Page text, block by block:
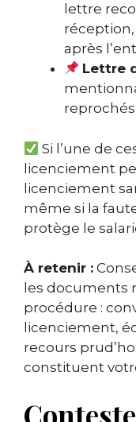
lettre
après
Lettre
reprochés
Si l’une de
licenciement
licenciement
même si la
protège le
À retenir :
les documents
procédure :
licenciement,
recours
constituent